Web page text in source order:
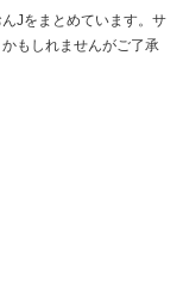
Jをまとめています。サ
もしれませんがご了承